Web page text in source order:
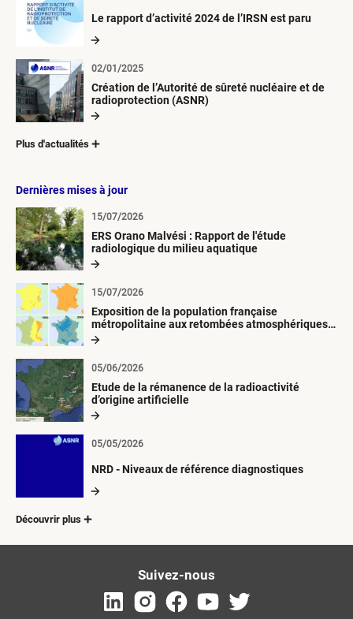
Le rapport d’activité 2024 de l’IRSN est paru
Création de l’Autorité de sûreté nucléaire et de
radioprotection (ASNR)
02/01/2025
Plus d'actualités
Dernières mises à jour
ERS Orano Malvési : Rapport de l'étude
radiologique du milieu aquatique
15/07/2026
Exposition de la population française
métropolitaine aux retombées atmosphériques
radioactives depuis 1945
15/07/2026
Etude de la rémanence de la radioactivité
d’origine artificielle
05/06/2026
NRD - Niveaux de référence diagnostiques
05/05/2026
Découvrir plus
Suivez-nous